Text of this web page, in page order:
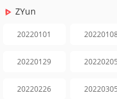
ZYun
20220101
20220129 20220205
20220226 20220305